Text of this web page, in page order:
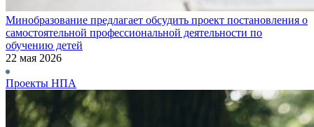
Минобразование предлагает обсудить проект постановления о
самостоятельной профессиональной деятельности по
обучению детей
22 мая 2026
Проекты НПА